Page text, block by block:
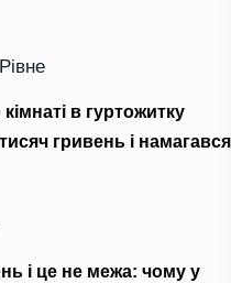
в гуртожитку
гривень і намагався
і це не межа: чому у